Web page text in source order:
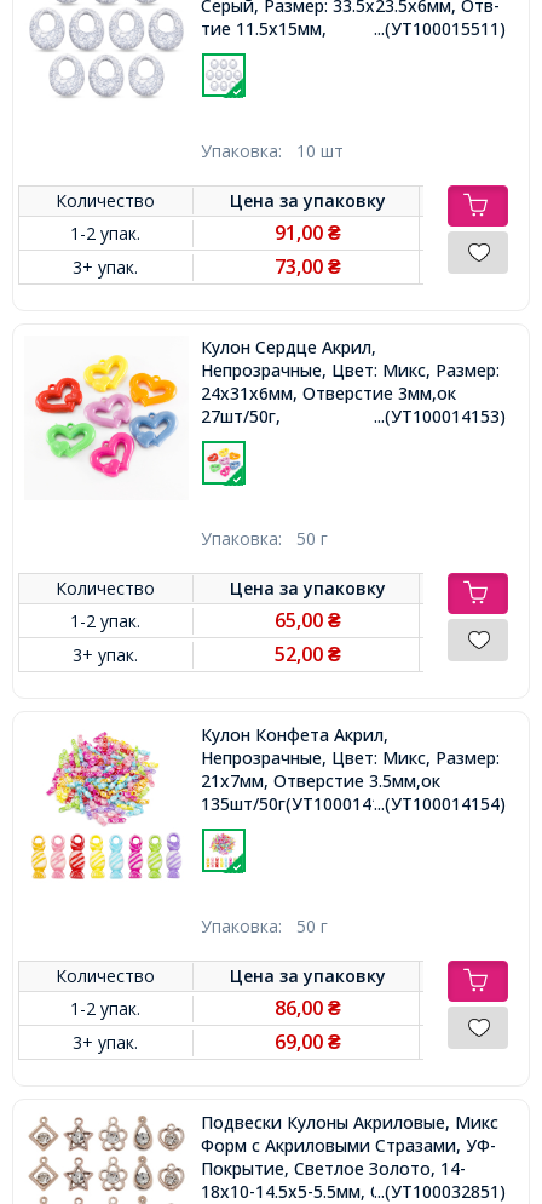
Серый, Размер: 33.5x23.5x6мм, Отв-
тие 11.5x15мм,
...(УТ100015511)
Упаковка: 10 шт
Количество Цена заупаковку
1-2 упак.
91,00₴
3+ упак. 73,00₴
Кулон Сердце Акрил,
Непрозрачные, Цвет: Микс, Размер:
24x31x6мм, Отверстие 3мм,ок
27шт/50г,
...(УТ100014153)
Упаковка: 50 г
Количество Цена заупаковку
1-2 упак.
65,00₴
3+ упак. 52,00₴
Кулон Конфета Акрил,
Непрозрачные, Цвет: Микс, Размер:
21x7мм, Отверстие 3.5мм,ок
135шт/50г(УТ100014154)...(УТ100014154)
Упаковка: 50 г
Количество Цена заупаковку
1-2 упак.
86,00₴
3+ упак. 69,00₴
Подвески Кулоны Акриловые, Микс
Форм с Акриловыми Стразами, УФ-
Покрытие, Светлое Золото, 14-
18х10-14.5х5-5.5мм, Отверстие 1-
...(УТ100032851)